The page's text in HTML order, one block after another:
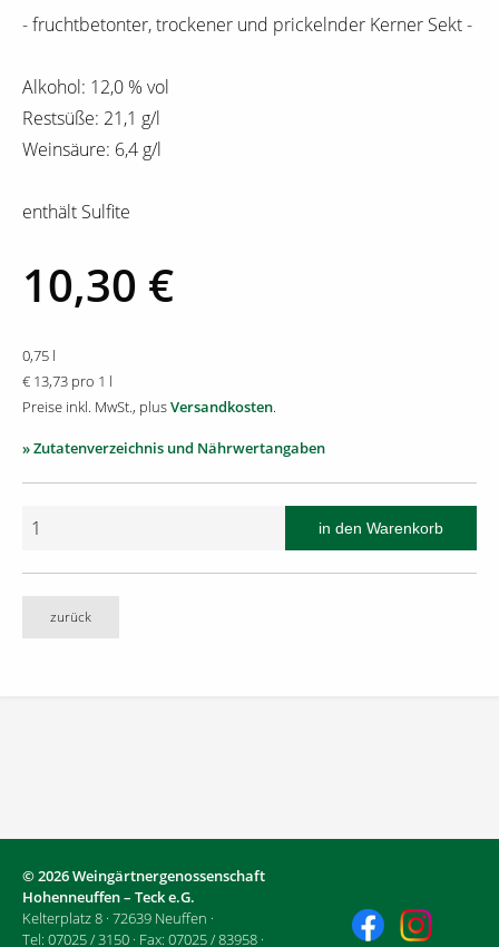
- fruchtbetonter, trockener und prickelnder Kerner Sekt -
Alkohol: 12,0 % vol
Restsüße: 21,1 g/l
Weinsäure: 6,4 g/l
enthält Sulfite
10,30 €
0,75 l
€ 13,73 pro 1 l
Preise inkl. MwSt., plusVersandkosten.
» Zutatenverzeichnis und Nährwertangaben
zurück
© 2026 Weingärtnergenossenschaft
Hohenneuffen – Teck e.G.
Kelterplatz 8 · 72639 Neuffen ·
Tel: 07025 / 3150 · Fax: 07025 / 83958 ·